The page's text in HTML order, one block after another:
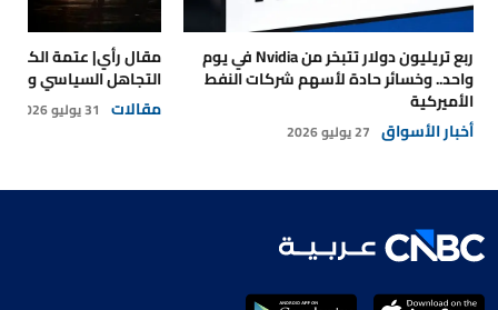
ربع تريليون دولار تتبخر من Nvidia في يوم
واحد.. وخسائر حادة لأسهم شركات النفط
الأميركية
أخبار الأسواق 27 يوليو 2026
مقال رأي| عتمة
التجاهل السياسي
مقالات 31 يوليو 2026